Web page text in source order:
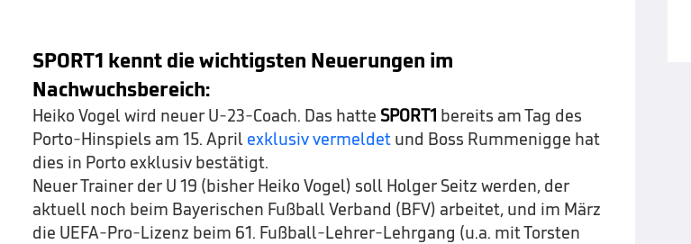
SPORT1 kennt die wichtigsten Neuerungen im
Nachwuchsbereich:
Heiko Vogel wird neuer U-23-Coach. Das hatte SPORT1 bereits am Tag des
Porto-Hinspiels am 15. April exklusiv vermeldet und Boss Rummenigge hat
dies in Porto exklusiv bestätigt.
Neuer Trainer der U 19 (bisher Heiko Vogel) soll Holger Seitz werden, der
aktuell noch beim Bayerischen Fußball Verband (BFV) arbeitet, und im März
die UEFA-Pro-Lizenz beim 61. Fußball-Lehrer-Lehrgang (u.a. mit Torsten